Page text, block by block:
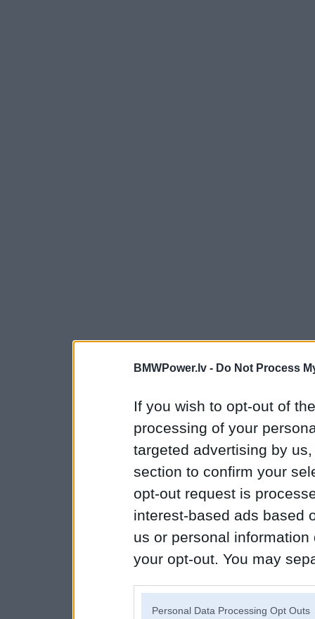
BMWPower.lv - Do Not Process
If you wish to opt-out of
processing of your
targeted advertising by
section to confirm your
opt-out request is
interest-based ads based
us or personal
your opt-out. You may
Personal Data Processing Opt Outs